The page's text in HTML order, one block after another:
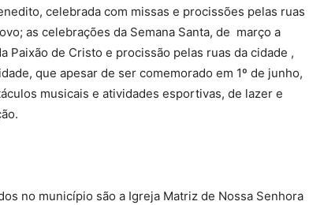
celebrada com missas e procissões pelas ruas
as celebrações da Semana Santa, de março a
Paixão de Cristo e procissão pelas ruas da cidade ,
que apesar de ser comemorado em 1º de junho,
musicais e atividades esportivas, de lazer e
no município são a Igreja Matriz de Nossa Senhora